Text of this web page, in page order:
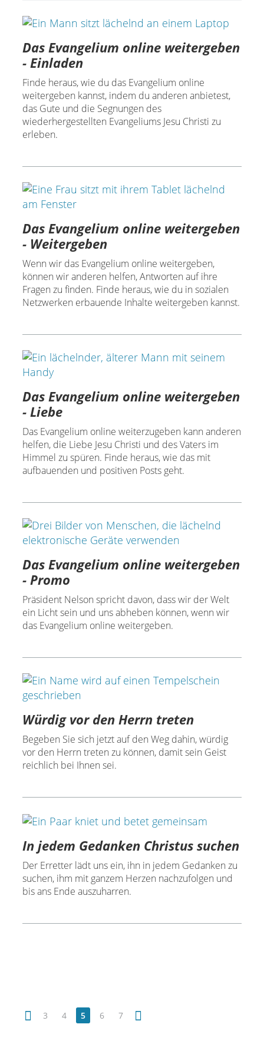
Das Evangelium online weitergeben
- Einladen
Finde heraus, wie du das Evangelium online
weitergeben kannst, indem du anderen anbietest,
das Gute und die Segnungen des
wiederhergestellten Evangeliums Jesu Christi zu
erleben.
Das Evangelium online weitergeben
- Weitergeben
Wenn wir das Evangelium online weitergeben,
können wir anderen helfen, Antworten auf ihre
Fragen zu finden. Finde heraus, wie du in sozialen
Netzwerken erbauende Inhalte weitergeben kannst.
Das Evangelium online weitergeben
- Liebe
Das Evangelium online weiterzugeben kann anderen
helfen, die Liebe Jesu Christi und des Vaters im
Himmel zu spüren. Finde heraus, wie das mit
aufbauenden und positiven Posts geht.
Das Evangelium online weitergeben
- Promo
Präsident Nelson spricht davon, dass wir der Welt
ein Licht sein und uns abheben können, wenn wir
das Evangelium online weitergeben.
Würdig vor den Herrn treten
Begeben Sie sich jetzt auf den Weg dahin, würdig
vor den Herrn treten zu können, damit sein Geist
reichlich bei Ihnen sei.
In jedem Gedanken Christus suchen
Der Erretter lädt uns ein, ihn in jedem Gedanken zu
suchen, ihm mit ganzem Herzen nachzufolgen und
bis ans Ende auszuharren.
3 4 5 6 7